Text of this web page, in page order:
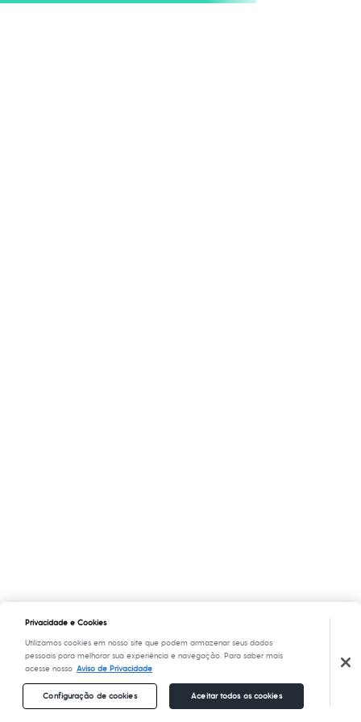
Privacidade e Cookies
Utilizamos cookies em nosso site que podem armazenar seus dados
pessoais para melhorar sua experiência e navegação. Para saber mais
acesse nosso Aviso de Privacidade
Configuração de cookies Aceitar todos os cookies